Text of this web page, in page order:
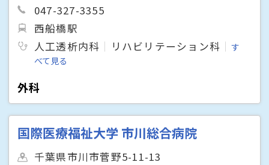
047-327-3355
西船橋駅
人工透析内科
リハビリテーション科
す
べて見る
外科
国際医療福祉大学 市川総合病院
千葉県市川市菅野5-11-13